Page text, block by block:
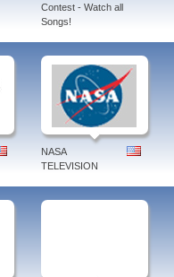
Contest - Watch all
Songs!
NASA
TELEVISION